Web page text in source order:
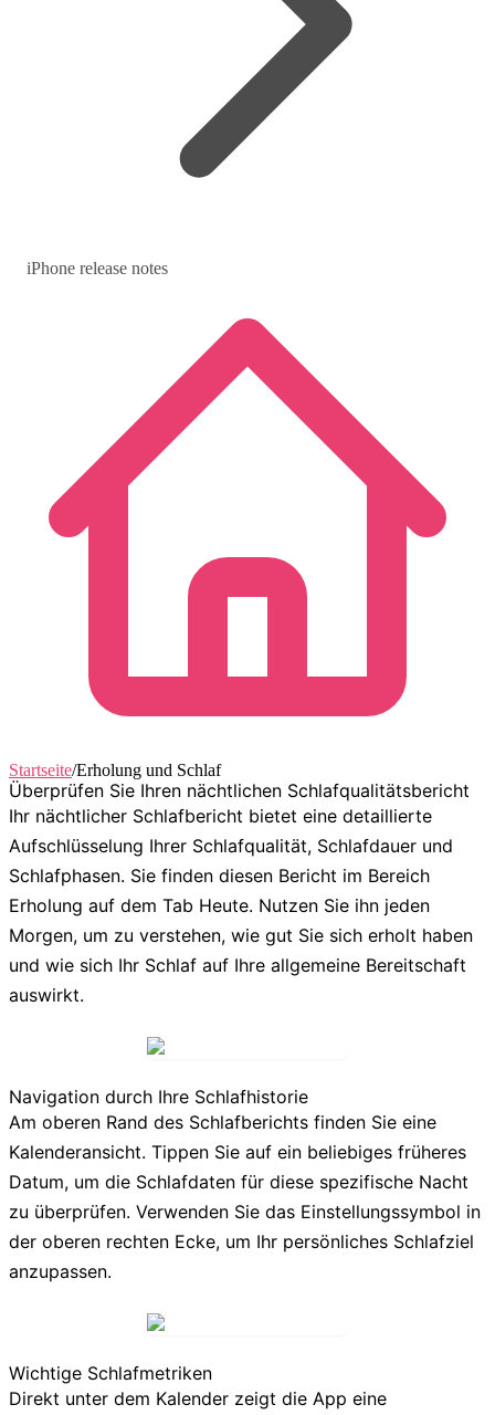
iPhone release notes
Startseite/Erholung und Schlaf
Überprüfen Sie Ihren nächtlichen Schlafqualitätsbericht
Ihr nächtlicher Schlafbericht bietet eine detaillierte
Aufschlüsselung Ihrer Schlafqualität, Schlafdauer und
Schlafphasen. Sie finden diesen Bericht im Bereich
Erholung auf dem Tab Heute. Nutzen Sie ihn jeden
Morgen, um zu verstehen, wie gut Sie sich erholt haben
und wie sich Ihr Schlaf auf Ihre allgemeine Bereitschaft
auswirkt.
Navigation durch Ihre Schlafhistorie
Am oberen Rand des Schlafberichts finden Sie eine
Kalenderansicht. Tippen Sie auf ein beliebiges früheres
Datum, um die Schlafdaten für diese spezifische Nacht
zu überprüfen. Verwenden Sie das Einstellungssymbol in
der oberen rechten Ecke, um Ihr persönliches Schlafziel
anzupassen.
Wichtige Schlafmetriken
Direkt unter dem Kalender zeigt die App eine